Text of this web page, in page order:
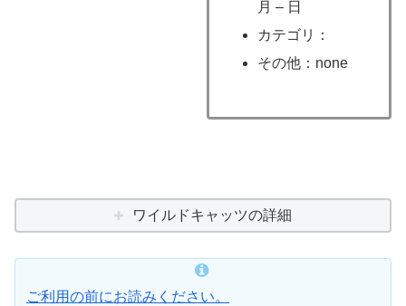
月 – 日
カテゴリ：
その他：none
ワイルドキャッツの詳細
ご利用の前にお読みください。